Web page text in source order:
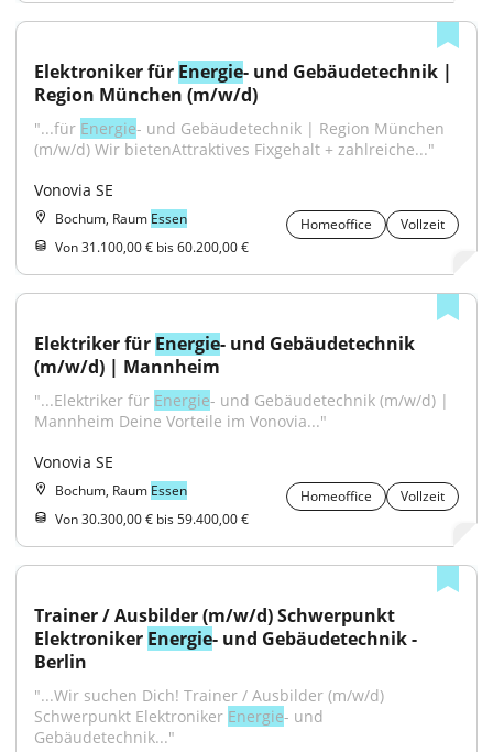
Elektroniker für Energie- und Gebäudetechnik |
Region München (m/w/d)
"...für Energie- und Gebäudetechnik | Region München
(m/w/d) Wir bietenAttraktives Fixgehalt + zahlreiche..."
Vonovia SE
Bochum, Raum Essen Homeoffice
Vollzeit
Von 31.100,00 € bis 60.200,00 €
Elektriker für Energie- und Gebäudetechnik
(m/w/d) | Mannheim
"...Elektriker für Energie- und Gebäudetechnik (m/w/d) |
Mannheim Deine Vorteile im Vonovia..."
Vonovia SE
Bochum, Raum Essen Homeoffice
Vollzeit
Von 30.300,00 € bis 59.400,00 €
Trainer / Ausbilder (m/w/d) Schwerpunkt
Elektroniker Energie- und Gebäudetechnik -
Berlin
"...Wir suchen Dich! Trainer / Ausbilder (m/w/d)
Schwerpunkt Elektroniker Energie- und
Gebäudetechnik..."